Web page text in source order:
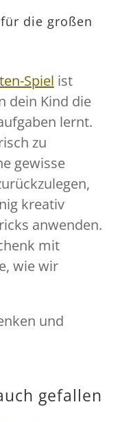
die großen
Spiel ist
dein Kind die
lernt.
zu
gewisse
kreativ
anwenden.
mit
wie wir
und
gefallen